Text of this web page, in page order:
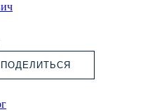
ПОДЕЛИТЬСЯ